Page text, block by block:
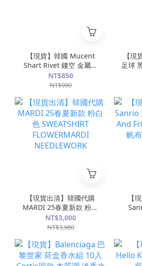
【現貨】韓國 Mucent
Shart Rivet 鏤空 金屬標
誌 無袖 上衣 2色
NT$850
NT$990
【
足球
【現貨出清】韓國代購
MARDI 25春夏新款 粉白
色 SWEATSHIRT
FLOWERMARDI
NT$3,000
NT$3,980
【
款